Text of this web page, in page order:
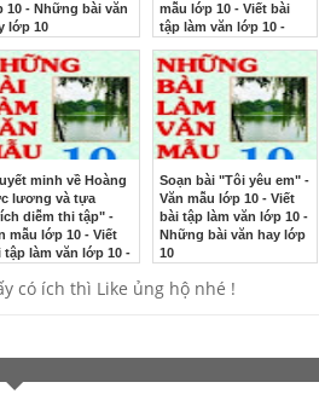
10 - Những bài văn
lớp 10
mẫu lớp 10 - Viết bài
tập làm văn lớp 10 -
10
minh về Hoàng
lương và tựa
diễm thi tập" -
mẫu lớp 10 - Viết
tập làm văn lớp 10 -
Soạn bài "Tôi yêu em" -
Văn mẫu lớp 10 - Viết
bài tập làm văn lớp 10 -
Những bài văn hay lớp
10
có ích thì Like ủng hộ nhé !